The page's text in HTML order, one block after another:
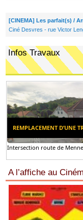
[CINEMA] Les parfait(s) /
Ciné Desvres - rue Victor
Infos Travaux
REMPLACEMENT D’UNE
Intersection route de
A l’affiche au